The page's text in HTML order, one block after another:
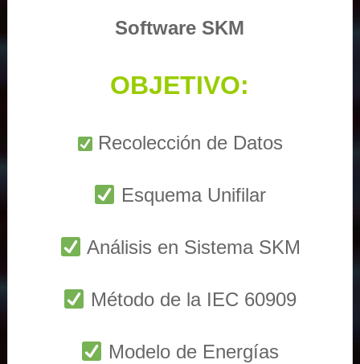
Software SKM
OBJETIVO:
Recolección de Datos
Esquema Unifilar
Análisis en Sistema SKM
Método de la IEC 60909
Modelo de Energías